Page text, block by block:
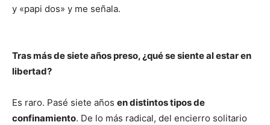
y «papi dos» y me señala.
Tras más de siete años preso, ¿qué se siente al estar en
libertad?
Es raro. Pasé siete años en distintos tipos de
confinamiento. De lo más radical, del encierro solitario